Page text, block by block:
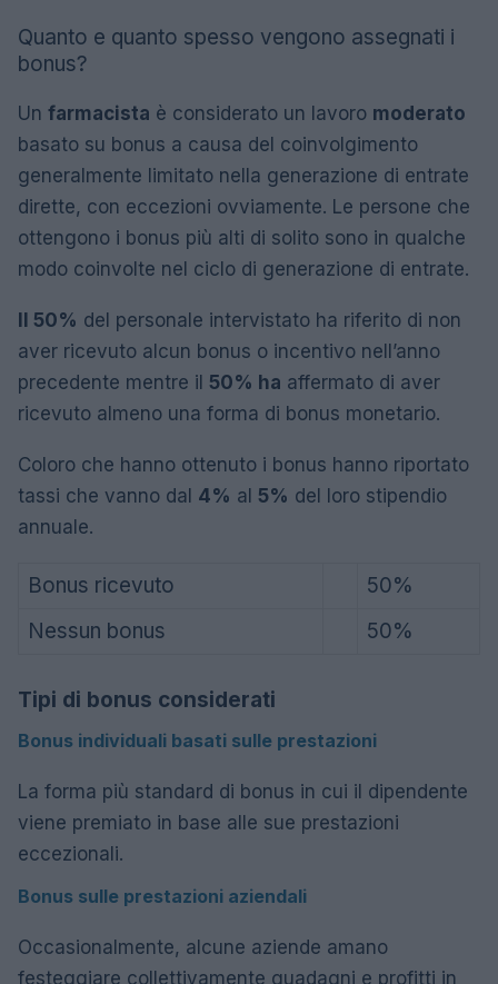
Quanto e quanto spesso vengono assegnati i
bonus?
Un farmacista è considerato un lavoro moderato
basato su bonus a causa del coinvolgimento
generalmente limitato nella generazione di entrate
dirette, con eccezioni ovviamente. Le persone che
ottengono i bonus più alti di solito sono in qualche
modo coinvolte nel ciclo di generazione di entrate.
Il 50% del personale intervistato ha riferito di non
aver ricevuto alcun bonus o incentivo nell’anno
precedente mentre il 50% ha affermato di aver
ricevuto almeno una forma di bonus monetario.
Coloro che hanno ottenuto i bonus hanno riportato
tassi che vanno dal 4% al 5% del loro stipendio
annuale.
Bonus ricevuto
50%
Nessun bonus
50%
Tipi di bonus considerati
Bonus individuali basati sulle prestazioni
La forma più standard di bonus in cui il dipendente
viene premiato in base alle sue prestazioni
eccezionali.
Bonus sulle prestazioni aziendali
Occasionalmente, alcune aziende amano
festeggiare collettivamente guadagni e profitti in